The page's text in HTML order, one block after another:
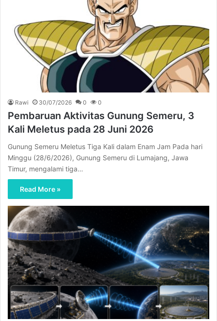
Rawi 30/07/2026 0 0
Pembaruan Aktivitas Gunung Semeru, 3
Kali Meletus pada 28 Juni 2026
Gunung Semeru Meletus Tiga Kali dalam Enam Jam Pada hari
Minggu (28/6/2026), Gunung Semeru di Lumajang, Jawa
Timur, mengalami tiga…
Read More »